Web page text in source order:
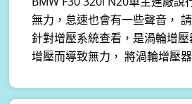
無力，怠速也會有一些聲音，
針對增壓系統查看，是渦輪增
增壓而導致無力， 將渦輪增壓